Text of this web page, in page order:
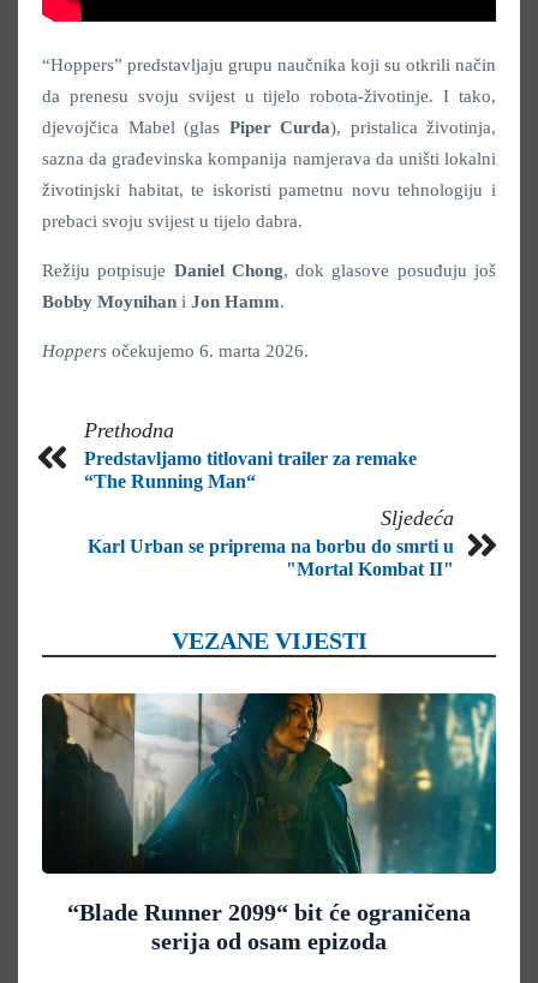
“Hoppers” predstavljaju grupu naučnika koji su otkrili način
da prenesu svoju svijest u tijelo robota-životinje. I tako,
djevojčica Mabel (glas Piper Curda), pristalica životinja,
sazna da građevinska kompanija namjerava da uništi lokalni
životinjski habitat, te iskoristi pametnu novu tehnologiju i
prebaci svoju svijest u tijelo dabra.
Režiju potpisuje Daniel Chong, dok glasove posuđuju još
Bobby Moynihan i Jon Hamm.
Hoppers očekujemo 6. marta 2026.
Prethodna
Predstavljamo titlovani trailer za remake
“The Running Man“
Sljedeća
Karl Urban se priprema na borbu do smrti u
"Mortal Kombat II"
VEZANE VIJESTI
“Blade Runner 2099“ bit će ograničena
serija od osam epizoda